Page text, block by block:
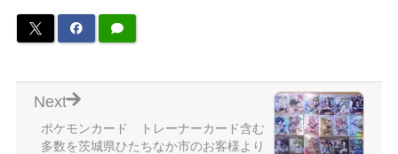
ポケモンカード トレーナーカード含む
多数を茨城県ひたちなか市のお客様より
Next